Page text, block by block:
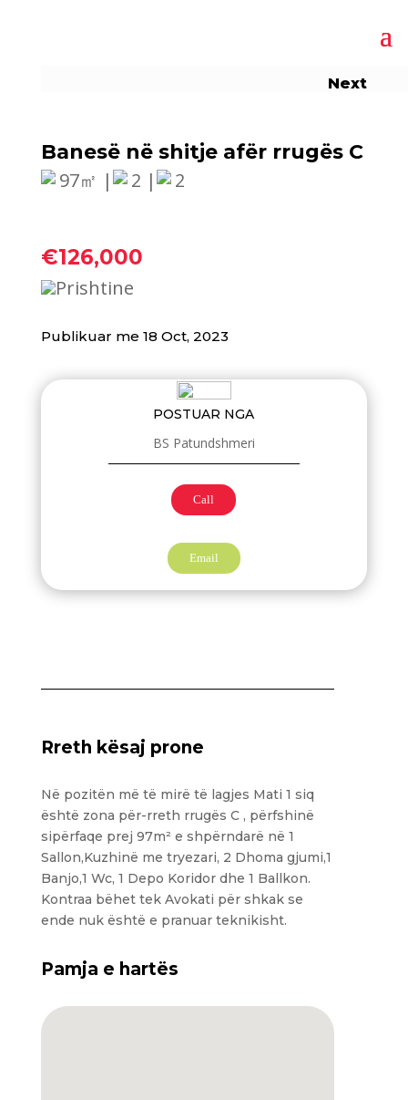
Next
Banesë në shitje afër rrugës C
97㎡ |
2 | 2
€126,000
Prishtine
Publikuar me 18 Oct, 2023
POSTUAR NGA
BS Patundshmeri
Call
Email
Rreth kësaj prone
Në pozitën më të mirë të lagjes Mati 1 siq
është zona për-rreth rrugës C , përfshinë
sipërfaqe prej 97m² e shpërndarë në 1
Sallon,Kuzhinë me tryezari, 2 Dhoma gjumi,1
Banjo,1 Wc, 1 Depo Koridor dhe 1 Ballkon.
Kontraa bëhet tek Avokati për shkak se
ende nuk është e pranuar teknikisht.
Pamja e hartës